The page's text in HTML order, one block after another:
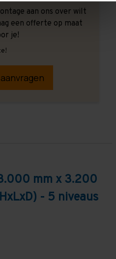
aan ons over wilt
een offerte op maat
je!
mm x 3.200
- 5 niveaus